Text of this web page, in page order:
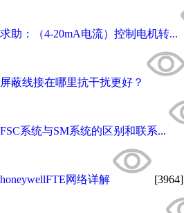
求助：（4-20mA电流）控制电机转...
屏蔽线接在哪里抗干扰更好？
FSC系统与SM系统的区别和联系...
honeywellFTE网络详解 [3964]